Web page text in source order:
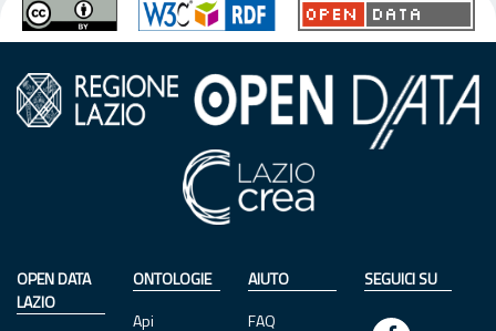
OPEN DATA
LAZIO
ONTOLOGIE
Api
AIUTO
FAQ
SEGUICI SU